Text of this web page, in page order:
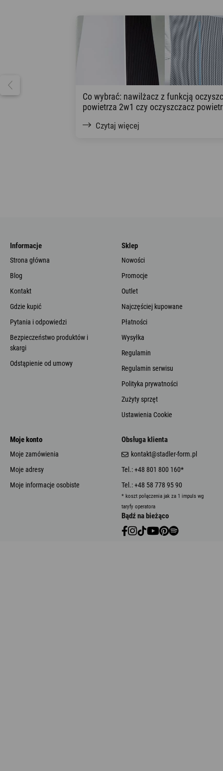
Co wybrać: nawilżacz z funkcją
powietrza 2w1 czy oczyszczacz
Czytaj więcej
Informacje
Strona główna
Blog
Kontakt
Gdzie kupić
Pytania i odpowiedzi
Bezpieczeństwo produktów i
skargi
Odstąpienie od umowy
Sklep
Nowości
Promocje
Outlet
Najczęściej kupowane
Płatności
Wysyłka
Regulamin
Regulamin serwisu
Polityka prywatności
Zużyty sprzęt
Ustawienia Cookie
Moje konto
Moje zamówienia
Moje adresy
Moje informacje osobiste
Obsługa klienta
kontakt@stadler-form.pl
Tel.: +48 801 800 160*
Tel.: +48 58 778 95 90
* koszt połączenia jak za 1 impuls wg
taryfy operatora
Bądź na bieżąco